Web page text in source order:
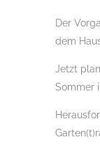
&
Der
dem
Jetzt
Sommer